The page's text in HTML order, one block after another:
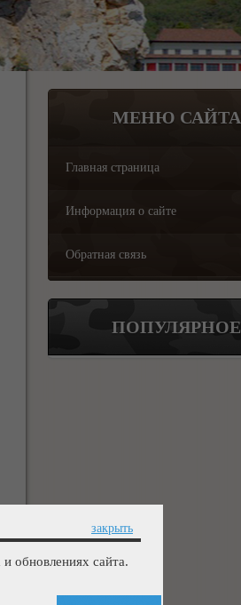
МЕНЮ САЙТА
Главная страница
Информация о сайте
Обратная связь
ПОПУЛЯРНОЕ
закрыть
обновлениях сайта.